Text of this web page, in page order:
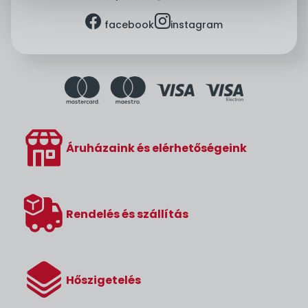
Áruházaink és elérhetőségeink
Rendelés és szállítás
Hőszigetelés
facebook facebookinstagraminstagram